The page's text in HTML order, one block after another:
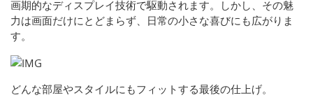
画期的なディスプレイ技術で駆動されます。しかし、その魅
力は画面だけにとどまらず、日常の小さな喜びにも広がりま
す。
どんな部屋やスタイルにもフィットする最後の仕上げ。